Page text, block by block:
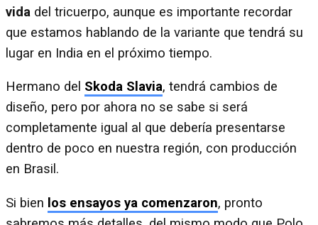
vida del tricuerpo, aunque es importante recordar
que estamos hablando de la variante que tendrá su
lugar en India en el próximo tiempo.
Hermano del Skoda Slavia, tendrá cambios de
diseño, pero por ahora no se sabe si será
completamente igual al que debería presentarse
dentro de poco en nuestra región, con producción
en Brasil.
Si bien los ensayos ya comenzaron, pronto